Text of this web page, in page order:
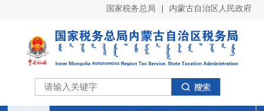
国家税务总局 内蒙古自治区人民政府